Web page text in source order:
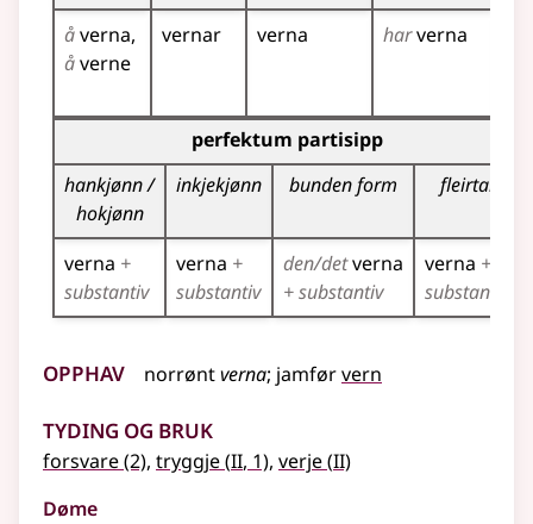
åverna
åverne
vernar verna harverna
Bøyningstabell for dette verbet (partisippformer)
perfektum partisipp
hankjønn /
hokjønn
inkjekjønn bunden form fleirtal
verna +
substantiv
verna +
substantiv
den/detverna
+ substantiv
verna +
substantiv
Opphav norrøntverna; jamførvern
Tyding og bruk
forsvare(2), tryggje(2
II, 1), verje(2
II)
Døme